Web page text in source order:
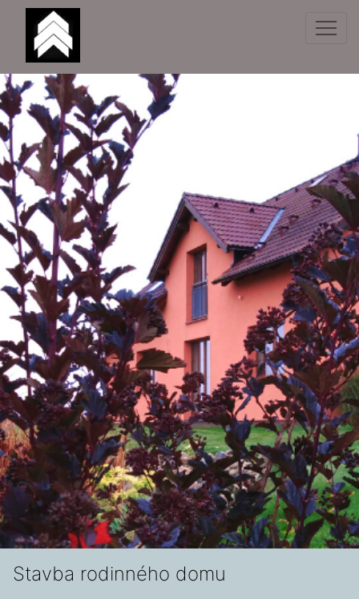
Stavba rodinného domu